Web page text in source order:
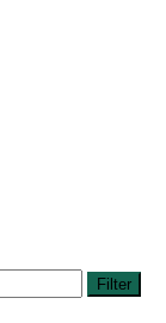
Filter